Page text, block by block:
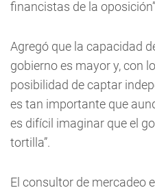
financistas de la
Agregó que la capacidad
gobierno es mayor y, con
posibilidad de captar
es tan importante que
es difícil imaginar que el
tortilla”.
El consultor de mercadeo